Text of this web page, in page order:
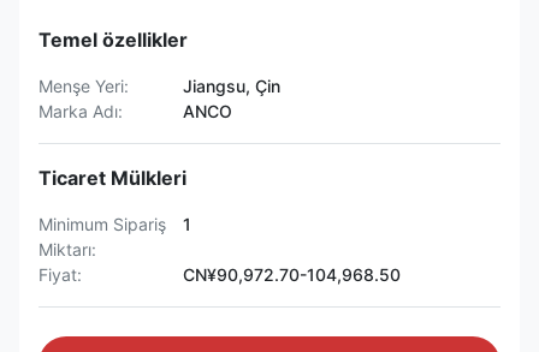
Temel özellikler
Menşe Yeri:
Jiangsu, Çin
Marka Adı:
ANCO
Ticaret Mülkleri
Minimum Sipariş
Miktarı:
1
Fiyat: CN¥90,972.70-104,968.50